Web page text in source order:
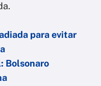
para evitar
Bolsonaro